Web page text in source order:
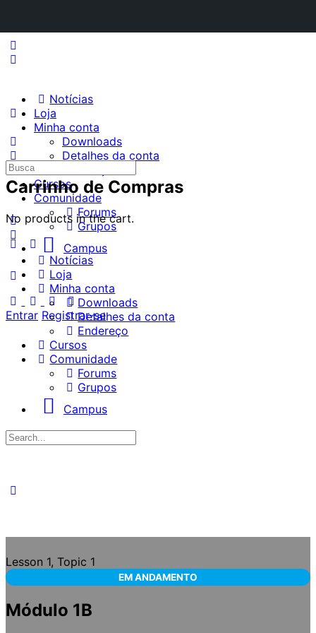
Notícias
Loja
Minha conta
Downloads
Detalhes da conta
Cursos
Comunidade
Forums
Grupos
Campus
Entrar Registrar-se
Carrinho de Compras
No products in the cart.
Procurar
por:
Notícias
Loja
Minha conta
Downloads
Detalhes da conta
Endereço
Cursos
Comunidade
Forums
Grupos
Campus
Procurar
Lesson 1, Topic 1
EM ANDAMENTO
Módulo 1B